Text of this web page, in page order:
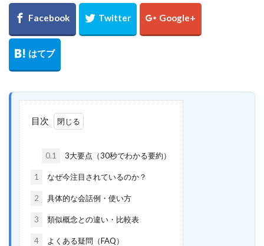
目次
0.1 3大要点（30秒でわかる要約）
1 なぜ今注目されているのか？
2 具体的な会話例・使い方
3 類似概念との違い・比較表
4 よくある疑問（FAQ）